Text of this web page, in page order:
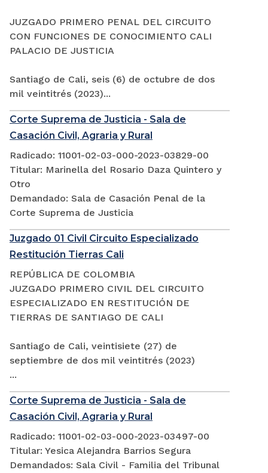
JUZGADO PRIMERO PENAL DEL CIRCUITO
CON FUNCIONES DE CONOCIMIENTO CALI
PALACIO DE JUSTICIA
Santiago de Cali, seis (6) de octubre de dos
mil veintitrés (2023)...
Corte Suprema de Justicia - Sala de
Casación Civil, Agraria y Rural
Radicado: 11001-02-03-000-2023-03829-00
Titular: Marinella del Rosario Daza Quintero y
Otro
Demandado: Sala de Casación Penal de la
Corte Suprema de Justicia
Juzgado 01 Civil Circuito Especializado
Restitución Tierras Cali
REPÚBLICA DE COLOMBIA
JUZGADO PRIMERO CIVIL DEL CIRCUITO
ESPECIALIZADO EN RESTITUCIÓN DE
TIERRAS DE SANTIAGO DE CALI
Santiago de Cali, veintisiete (27) de
septiembre de dos mil veintitrés (2023)
...
Corte Suprema de Justicia - Sala de
Casación Civil, Agraria y Rural
Radicado: 11001-02-03-000-2023-03497-00
Titular: Yesica Alejandra Barrios Segura
Demandados: Sala Civil - Familia del Tribunal